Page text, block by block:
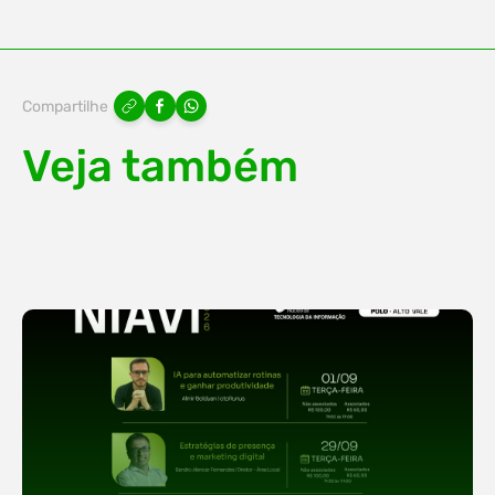
Compartilhe
Veja também